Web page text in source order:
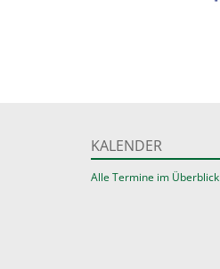
KALENDER
Alle Termine im Überblick